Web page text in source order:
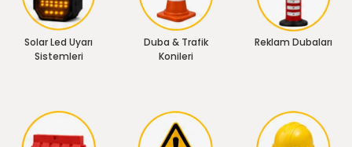
Solar Led Uyarı
Sistemleri
Duba & Trafik
Konileri
Reklam Dubaları